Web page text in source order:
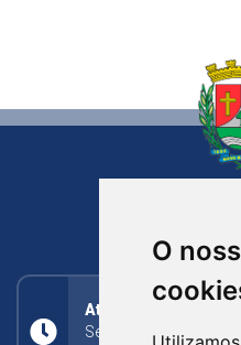
O
Atendimento
Segunda a Sexta: 8h